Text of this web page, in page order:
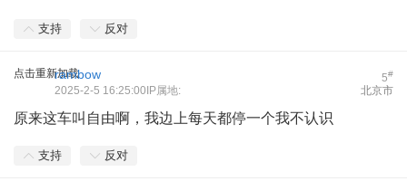
支持 反对
点击重新加载 5#
rambow
2025-2-5 16:25:00IP属地: 北京市
原来这车叫自由啊，我边上每天都停一个我不认识
支持 反对